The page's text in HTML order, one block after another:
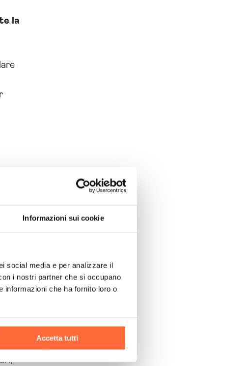
Informazioni sui cookie
social media e per analizzare il
i nostri partner che si occupano
informazioni che ha fornito loro o
Accetta tutti
la